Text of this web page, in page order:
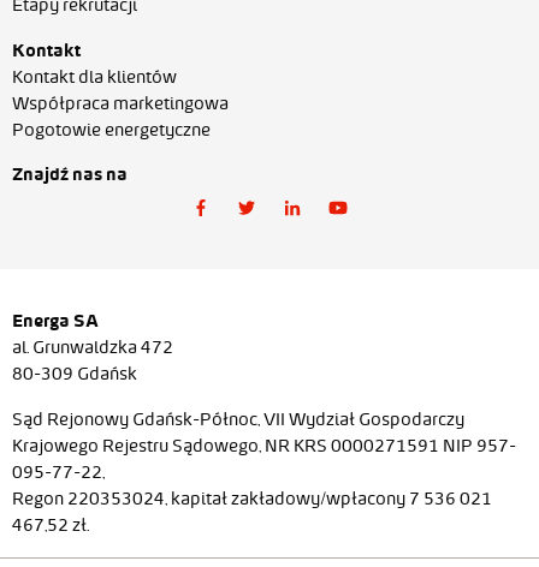
Etapy rekrutacji
Kontakt
Kontakt dla klientów
Współpraca marketingowa
Pogotowie energetyczne
Znajdź nas na
Energa SA
al. Grunwaldzka 472
80-309 Gdańsk
Sąd Rejonowy Gdańsk-Północ, VII Wydział Gospodarczy
Krajowego Rejestru Sądowego, NR KRS 0000271591 NIP 957-
095-77-22,
Regon 220353024, kapitał zakładowy/wpłacony 7 536 021
467,52 zł.